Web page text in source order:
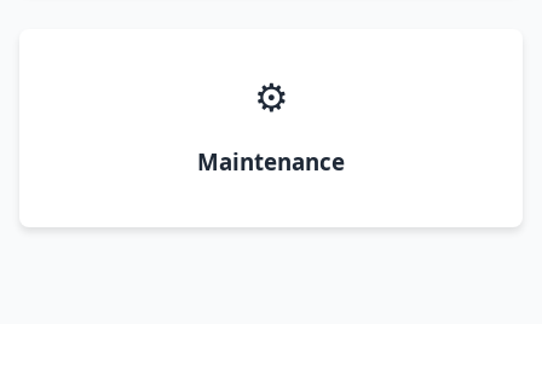
⚙️
Maintenance